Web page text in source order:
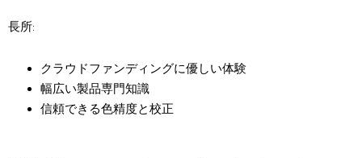
長所:
クラウドファンディングに優しい体験
幅広い製品専門知識
信頼できる色精度と校正